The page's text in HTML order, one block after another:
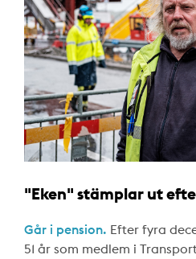
"Eken" stämplar ut
Går i pension. Efter fyra
51 år som medlem i